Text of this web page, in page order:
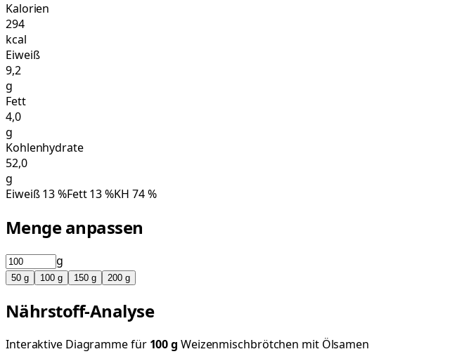
Kalorien
294
kcal
Eiweiß
9,2
g
Fett
4,0
g
Kohlenhydrate
52,0
g
Eiweiß13%Fett13%KH 74%
Menge anpassen
g
50 g 100 g 150 g 200 g
Nährstoff-Analyse
Interaktive Diagramme für 100g Weizenmischbrötchen mit Ölsamen